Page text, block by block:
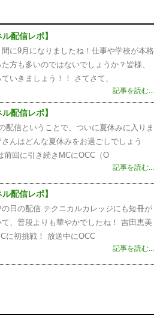
配信レポ】
に9月になりましたね！仕事や学校が本格
方も多いのではないでしょうか？皆様、
いきましょう！！ さてさて、
記事を読む...
配信レポ】
配信ということで、ついに夏休みに入りま
さんはどんな夏休みをお過ごしでしょう
前回に引き続きMCにOCC（O
記事を読む...
配信レポ】
日の配信 テクニカルカレッジにも短冊が
、普段よりも華やかでしたね！ 吉田恵美
に初挑戦！ 放送中にOCC
記事を読む...